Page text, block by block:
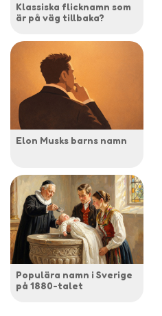
Klassiska flicknamn som
är på väg tillbaka?
Elon Musks barns namn
Populära namn i Sverige
på 1880-talet